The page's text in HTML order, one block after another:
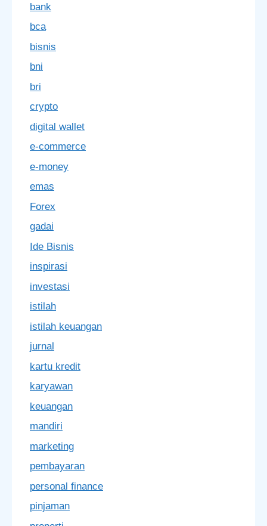
bank
bca
bisnis
bni
bri
crypto
digital wallet
e-commerce
e-money
emas
Forex
gadai
Ide Bisnis
inspirasi
investasi
istilah
istilah keuangan
jurnal
kartu kredit
karyawan
keuangan
mandiri
marketing
pembayaran
personal finance
pinjaman